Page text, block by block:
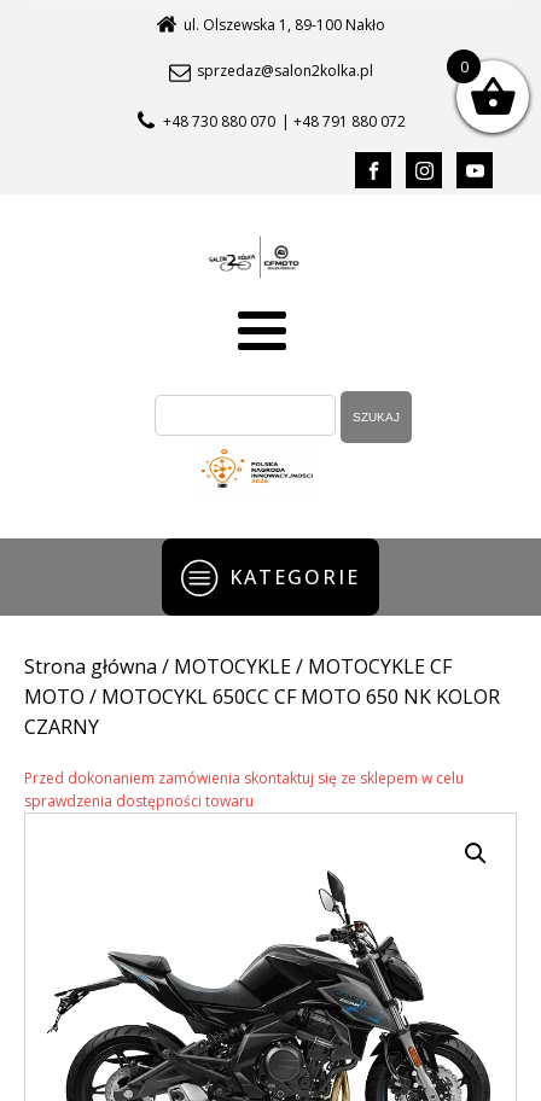
ul. Olszewska 1, 89-100 Nakło
sprzedaz@salon2kolka.pl
+48 730 880 070 | +48 791 880 072
KATEGORIE
Strona główna / MOTOCYKLE/ MOTOCYKLE CF
MOTO / MOTOCYKL 650CC CF MOTO 650 NK KOLOR
CZARNY
Przed dokonaniem zamówienia skontaktuj się ze sklepem w celu
sprawdzenia dostępności towaru
0